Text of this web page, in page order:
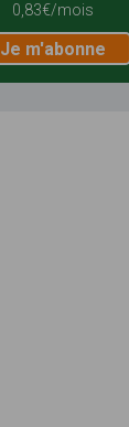
0,83€/mois
Je m'abonne